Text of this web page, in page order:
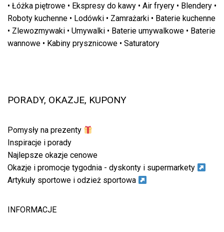
• Łóżka piętrowe • Ekspresy do kawy • Air fryery • Blendery •
Roboty kuchenne • Lodówki • Zamrażarki • Baterie kuchenne
• Zlewozmywaki • Umywalki • Baterie umywalkowe • Baterie
wannowe • Kabiny prysznicowe • Saturatory
PORADY, OKAZJE, KUPONY
Pomysły na prezenty
Inspiracje i porady
Najlepsze okazje cenowe
Okazje i promocje tygodnia - dyskonty i supermarkety
Artykuły sportowe i odzież sportowa
INFORMACJE